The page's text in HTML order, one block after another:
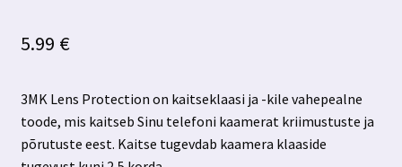
5.99 €
3MK Lens Protection on kaitseklaasi ja -kile vahepealne
toode, mis kaitseb Sinu telefoni kaamerat kriimustuste ja
põrutuste eest. Kaitse tugevdab kaamera klaaside